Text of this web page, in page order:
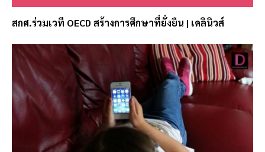
สกศ.ร่วมเวที OECD สร้างการศึกษาที่ยั่งยืน | เดลินิวส์